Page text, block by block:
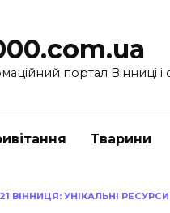
портал Вінниці і
Тварини
ВІННИЦЯ: УНІКАЛЬНІ